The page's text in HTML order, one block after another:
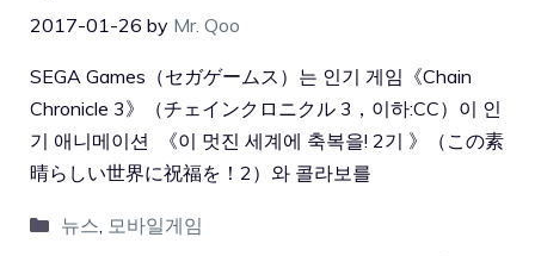
2017-01-26 by Mr. Qoo
SEGA Games（セガゲームス）는 인기 게임《Chain
Chronicle 3》（チェインクロニクル 3，이하:CC）이 인
기 애니메이션 《이 멋진 세계에 축복을! 2기 》（この素
晴らしい世界に祝福を！2）와 콜라보를
뉴스 모바일게임